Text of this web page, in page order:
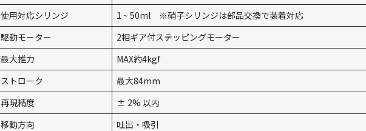
使用対応シリンジ
1 ~ 50ml ※硝子シリンジは部品交換で装着対応
駆動モーター
2相ギア付ステッピングモーター
最大推力
MAX約4kgf
ストローク
最大84mm
再現精度
± 2% 以内
移動方向
吐出・吸引